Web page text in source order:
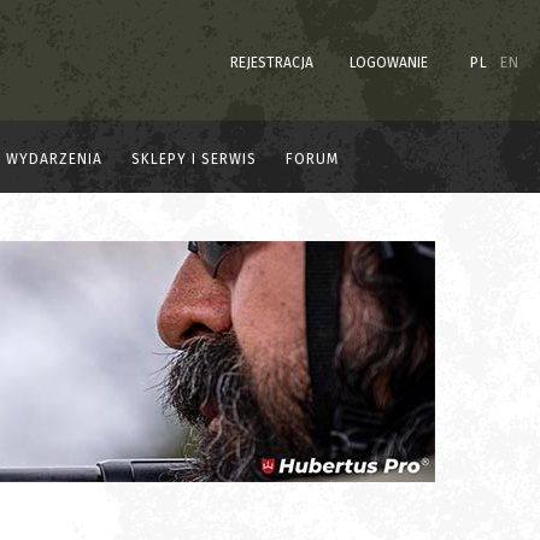
REJESTRACJA LOGOWANIE PL EN
WYDARZENIA SKLEPY I SERWIS FORUM